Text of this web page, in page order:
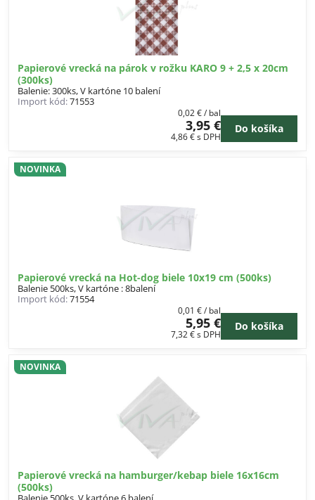
Papierové vrecká na párok v rožku KARO 9 + 2,5 x 20cm
(300ks)
Balenie: 300ks, V kartóne 10 balení
Import kód:71553
3,95 €
4,86 €s DPH
0,02 €/ bal
Do košíka
Papierové vrecká na Hot-dog biele 10x19 cm (500ks)
NOVINKA
Balenie 500ks, V kartóne : 8balení
Import kód:71554
5,95 €
7,32 €s DPH
0,01 €/ bal
Do košíka
Papierové vrecká na hamburger/kebap biele 16x16cm
(500ks)
NOVINKA